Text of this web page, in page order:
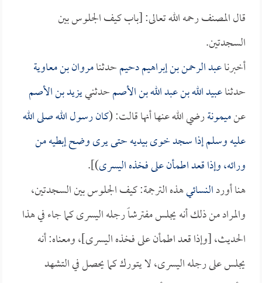
قال المصنف رحمه الله تعالى: [باب كيف الجلوس بين
السجدتين.
أخبرناعبد الرحمن بن إبراهيم دحيمحدثنامروان بن معاوية
حدثناعبيد الله بن عبد الله بن الأصمحدثنييزيد بن الأصم
عنميمونةرضي الله عنها أنها قالت: (كان رسول الله صلى الله
عليه وسلم إذا سجد خوى بيديه حتى يرى وضح إبطيه من
ورائه، وإذا قعد اطمأن على فخذه اليسرى)].
هنا أوردالنسائيهذه الترجمة: كيف الجلوس بين السجدتين،
والمراد من ذلك أنه يجلس مفترشاً رجله اليسرى كما جاء في هذا
الحديث، [وإذا قعد اطمأن على فخذه اليسرى]، ومعناه: أنه
يجلس على رجله اليسرى، لا يتورك كما يحصل في التشهد